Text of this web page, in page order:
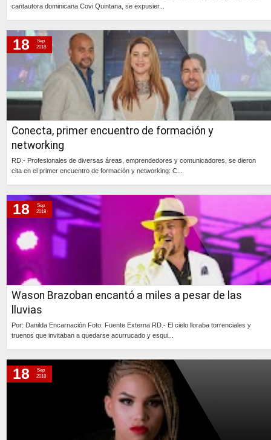
cantautora dominicana Covi Quintana, se expusier...
Conecta, primer encuentro de formación y
networking
RD.- Profesionales de diversas áreas, emprendedores y comunicadores, se dieron
cita en el primer encuentro de formación y networking: C...
18
Sep
2018
Wason Brazoban encantó a miles a pesar de las
lluvias
Por: Danilda Encarnación Foto: Fuente Externa RD.- El cielo lloraba torrenciales y
truenos que invitaban a quedarse acurrucado y esqui...
18
Sep
2018
18
Sep
2018